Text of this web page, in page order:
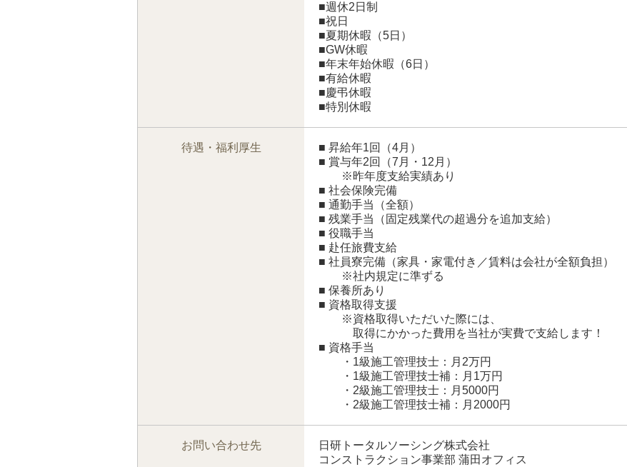
■週休2日制
■祝日
■夏期休暇（5日）
■GW休暇
■年末年始休暇（6日）
■有給休暇
■慶弔休暇
■特別休暇
待遇・福利厚生
■ 昇給年1回（4月）
■ 賞与年2回（7月・12月）
※昨年度支給実績あり
■ 社会保険完備
■ 通勤手当（全額）
■ 残業手当（固定残業代の超過分を追加支給）
■ 役職手当
■ 赴任旅費支給
■ 社員寮完備（家具・家電付き／賃料は会社が全額負担）
※社内規定に準ずる
■ 保養所あり
■ 資格取得支援
※資格取得いただいた際には、
取得にかかった費用を当社が実費で支給します！
■ 資格手当
・1級施工管理技士：月2万円
・1級施工管理技士補：月1万円
・2級施工管理技士：月5000円
・2級施工管理技士補：月2000円
お問い合わせ先
日研トータルソーシング株式会社
コンストラクション事業部 蒲田オフィス